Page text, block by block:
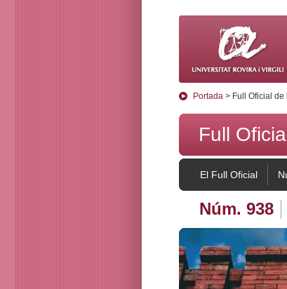
Portada > Full Oficial de
Full
El Full Oficial
Núm. 938